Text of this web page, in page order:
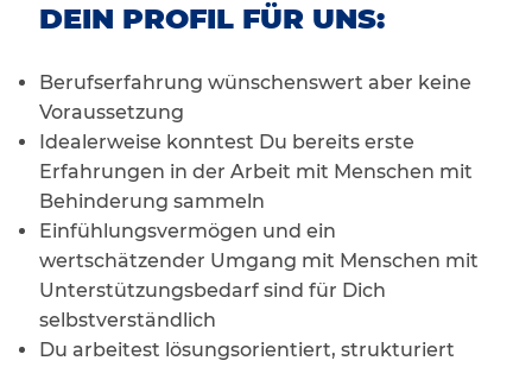
DEIN PROFIL FÜR UNS:
Berufserfahrung wünschenswert aber keine
Voraussetzung
Idealerweise konntest Du bereits erste
Erfahrungen in der Arbeit mit Menschen mit
Behinderung sammeln
Einfühlungsvermögen und ein
wertschätzender Umgang mit Menschen mit
Unterstützungsbedarf sind für Dich
selbstverständlich
Du arbeitest lösungsorientiert, strukturiert